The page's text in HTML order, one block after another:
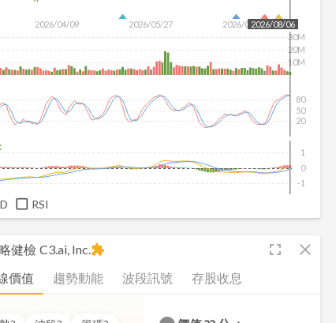
2026/04/09 2026/05/27 2026/07/152026/08/06
10M
20M
30M
20
50
80
-1
0
1
RSI
健檢 C3.ai, Inc. fullscreen close
extension
價值 趨勢動能 波段訊號 存股收息